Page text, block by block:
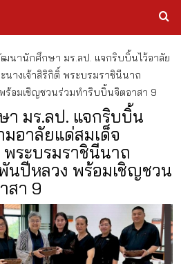
นานักศึกษา มร.ลป. แจกริบบิ้นไว้อาลัย
นางเจ้าสิริกิติ์ พระบรมราชินีนาถ
อมเชิญชวนร่วมทำริบบิ้นจิตอาสา 9
มร.ลป. แจกริบบิ้น
มอาลัยแด่สมเด็จ
พระบรมราชินีนาถ
นปีหลวง พร้อมเชิญชวน
สา 9